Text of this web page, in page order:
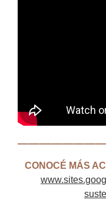
CONOCÉ MÁS